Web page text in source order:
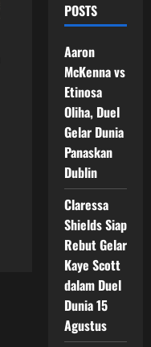
POSTS
Aaron
McKenna vs
Etinosa
Oliha, Duel
Gelar Dunia
Panaskan
Dublin
Claressa
Shields Siap
Rebut Gelar
Kaye Scott
dalam Duel
Dunia 15
Agustus